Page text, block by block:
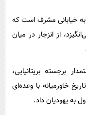
خیابانی مشرف است که
از انزجار در میان
برجسته بریتانیایی،
خاورمیانه با وعده‌ای
به یهودیان داد.